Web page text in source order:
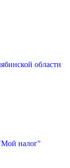
области
налог"